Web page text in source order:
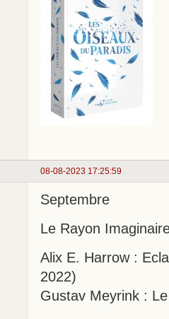
08-08-2023 17:25:59
Septembre
Le Rayon
Alix E. Harrow :
2022)
Gustav Meyrink :